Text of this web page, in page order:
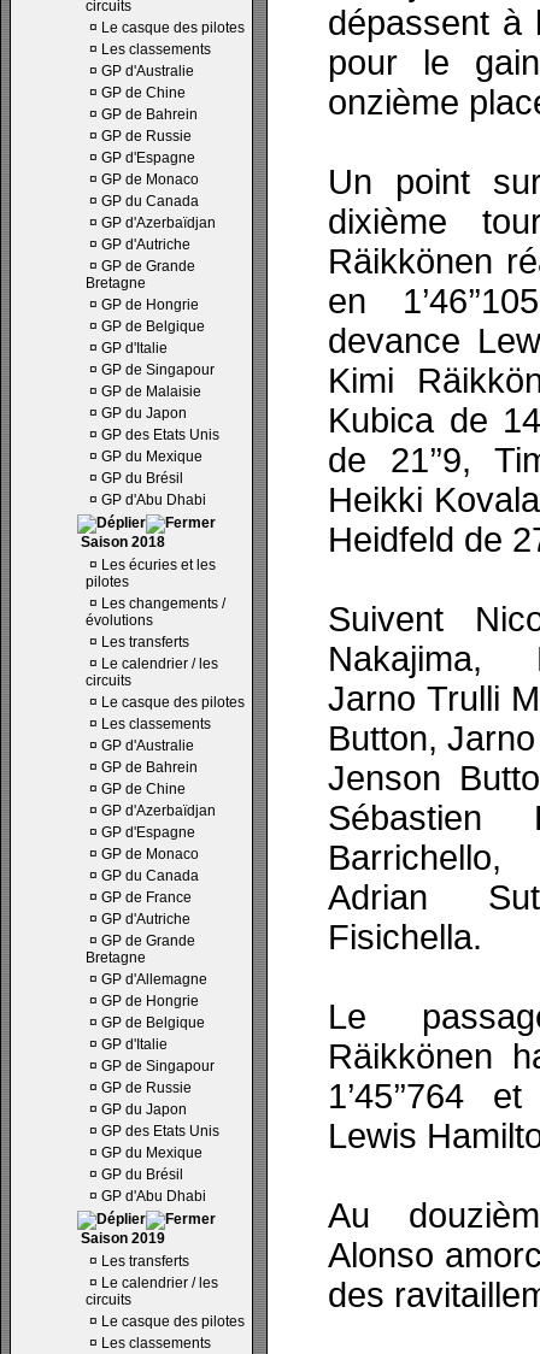
circuits
¤ Le casque des pilotes
¤ Les classements
¤ GP d'Australie
¤ GP de Chine
¤ GP de Bahrein
¤ GP de Russie
¤ GP d'Espagne
¤ GP de Monaco
¤ GP du Canada
¤ GP d'Azerbaïdjan
¤ GP d'Autriche
¤ GP de Grande
Bretagne
¤ GP de Hongrie
¤ GP de Belgique
¤ GP d'Italie
¤ GP de Singapour
¤ GP de Malaisie
¤ GP du Japon
¤ GP des Etats Unis
¤ GP du Mexique
¤ GP du Brésil
¤ GP d'Abu Dhabi
Saison 2018
¤ Les écuries et les
pilotes
¤ Les changements /
évolutions
¤ Les transferts
¤ Le calendrier / les
circuits
¤ Le casque des pilotes
¤ Les classements
¤ GP d'Australie
¤ GP de Bahrein
¤ GP de Chine
¤ GP d'Azerbaïdjan
¤ GP d'Espagne
¤ GP de Monaco
¤ GP du Canada
¤ GP de France
¤ GP d'Autriche
¤ GP de Grande
Bretagne
¤ GP d'Allemagne
¤ GP de Hongrie
¤ GP de Belgique
¤ GP d'Italie
¤ GP de Singapour
¤ GP de Russie
¤ GP du Japon
¤ GP des Etats Unis
¤ GP du Mexique
¤ GP du Brésil
¤ GP d'Abu Dhabi
Saison 2019
¤ Les transferts
¤ Le calendrier / les
circuits
¤ Le casque des pilotes
¤ Les classements
dépassent à
pour le
onzième
Un point
dixième
Räikkönen
en
devance
Kimi
Kubica de
de 21’’9,
Heikki
Heidfeld de
Suivent
Nakajima,
Jarno Trulli
Button,
Jenson
Sébastien
Adrian
Fisichella.
Le
Räikkönen
1’45’’764
Lewis
Au
Alonso
des